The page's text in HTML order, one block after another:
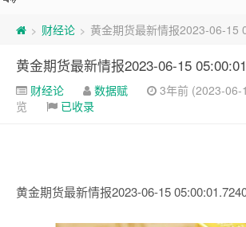
> 财经论 > 黄金期货最新情报2023-06-15
黄金期货最新情报2023-06-15
财经论 数据赋 3年前 (2023-06-
览
已收录
黄金期货最新情报2023-06-15